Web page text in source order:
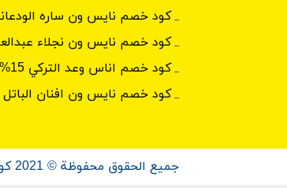
كود خصم نايس ون ساره
كود خصم نايس ون نجلاء
كود خصم اناس وعد التركي 15% بدون حد أدنى
كود خصم نايس ون افنان
جميع الحقوق محفوظة © 2021 كوبون سعودي